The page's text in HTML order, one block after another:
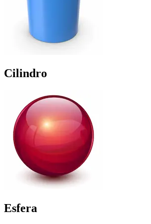
Cilindro
Esfera